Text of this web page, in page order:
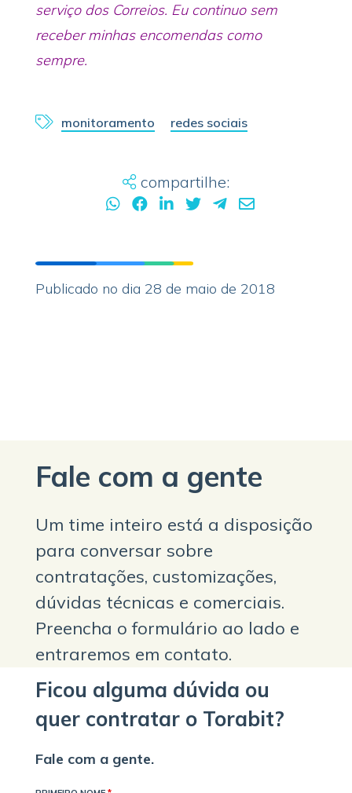
serviço dos Correios. Eu continuo sem
receber minhas encomendas como
sempre.
monitoramento redes sociais
compartilhe:
Publicado no dia 28 de maio de 2018
Fale com a gente
Um time inteiro está a disposição
para conversar sobre
contratações, customizações,
dúvidas técnicas e comerciais.
Preencha o formulário ao lado e
entraremos em contato.
Ficou alguma dúvida ou
quer contratar o Torabit?
Fale com a gente.